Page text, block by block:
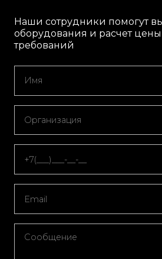
Наши сотрудники помогут
оборудования и расчет
требований